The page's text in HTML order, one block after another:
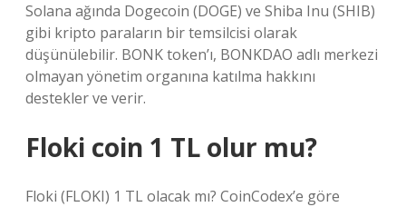
Solana ağında Dogecoin (DOGE) ve Shiba Inu (SHIB)
gibi kripto paraların bir temsilcisi olarak
düşünülebilir. BONK token’ı, BONKDAO adlı merkezi
olmayan yönetim organına katılma hakkını
destekler ve verir.
Floki coin 1 TL olur mu?
Floki (FLOKI) 1 TL olacak mı? CoinCodex’e göre